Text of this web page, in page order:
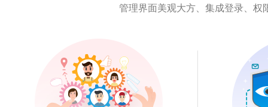
管理界面美观大方、集成登录、